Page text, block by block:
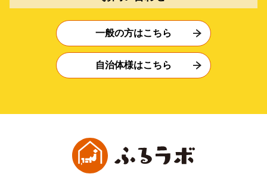
一般の方はこちら
自治体様はこちら